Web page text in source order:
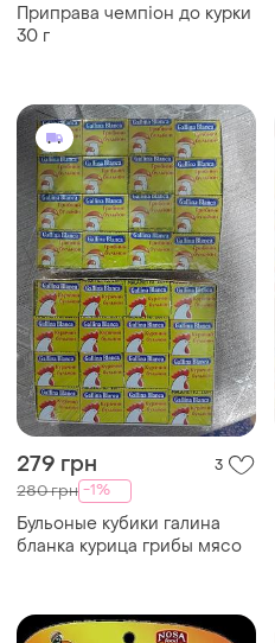
Приправа чемпіон до курки
30 г
279 грн 3
280 грн -1%
Бульоные кубики галина
бланка курица грибы мясо